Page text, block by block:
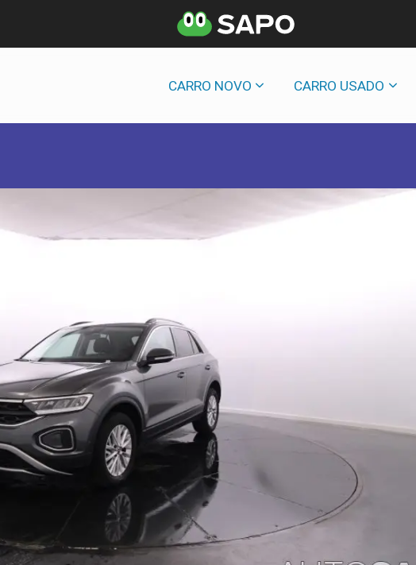
CARRO NOVO CARRO USADO